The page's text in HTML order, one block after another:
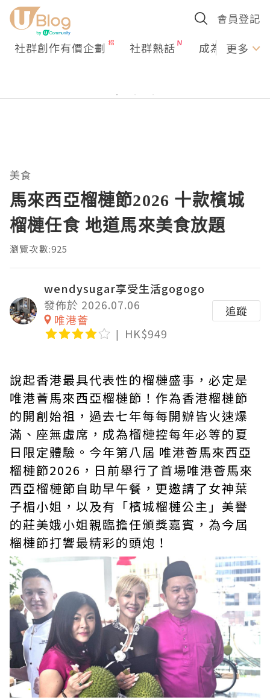
會員登記
社群創作有價企劃 社群熱話 成為U更多
美食
馬來西亞榴槤節2026 十款檳城
榴槤任食 地道馬來美食放題
瀏覽次數:925
wendysugar享受生活gogogo
發佈於 2026.07.06
唯港薈
HK$949
追蹤
說起香港最具代表性的榴槤盛事，必定是
唯港薈馬來西亞榴槤節！作為香港榴槤節
的開創始祖，過去七年每每開辦皆火速爆
滿、座無虛席，成為榴槤控每年必等的夏
日限定體驗。今年第八屆 唯港薈馬來西亞
榴槤節2026，日前舉行了首場唯港薈馬來
西亞榴槤節自助早午餐，更邀請了女神葉
子楣小姐，以及有「檳城榴槤公主」美譽
的莊美娥小姐親臨擔任頒獎嘉賓，為今屆
榴槤節打響最精彩的頭炮！